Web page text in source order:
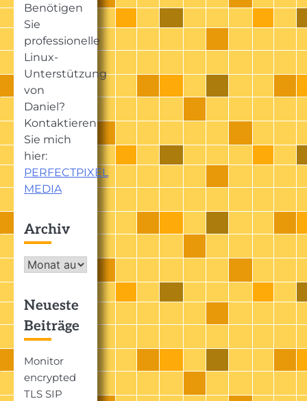
Benötigen
Sie
professionelle
Linux-
Unterstützung
von
Daniel?
Kontaktieren
Sie mich
hier:
PERFECTPIXEL
MEDIA
Archiv
Archiv
Neueste
Beiträge
Monitor
encrypted
TLS SIP